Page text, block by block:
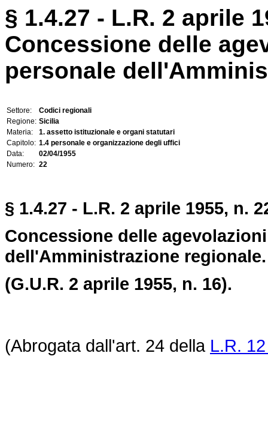
§ 1.4.27 - L.R. 2 aprile
Concessione delle
personale
Settore:
Codici regionali
Regione: Sicilia
Materia:
1. assetto istituzionale e organi statutari
Capitolo: 1.4 personale e organizzazione degli uffici
Data:
02/04/1955
Numero: 22
§ 1.4.27 - L.R. 2 aprile 1955, n.
Concessione delle
dell'Amministrazione regionale.
(G.U.R. 2 aprile 1955, n. 16).
(Abrogata dall'art. 24 della L.R.